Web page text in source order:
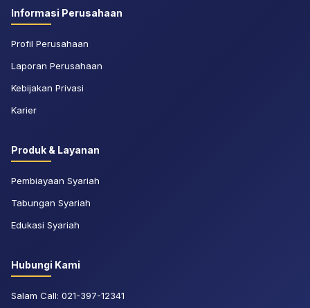
Informasi Perusahaan
Profil Perusahaan
Laporan Perusahaan
Kebijakan Privasi
Karier
Produk & Layanan
Pembiayaan Syariah
Tabungan Syariah
Edukasi Syariah
Hubungi Kami
Salam Call: 021-397-12341